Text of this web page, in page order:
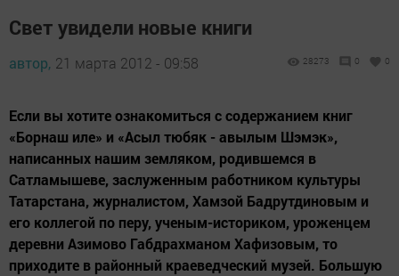
Свет увидели новые книги
автор, 21 марта 2012 - 09:58 28273 0 0
Если вы хотите ознакомиться с содержанием книг
«Борнаш иле» и «Асыл тюбяк - авылым Шэмэк»,
написанных нашим земляком, родившемся в
Сатламышеве, заслуженным работником культуры
Татарстана, журналистом, Хамзой Бадрутдиновым и
его коллегой по перу, ученым-историком, уроженцем
деревни Азимово Габдрахманом Хафизовым, то
приходите в районный краеведческий музей. Большую